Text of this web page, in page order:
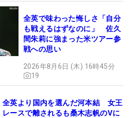
全英で味わった悔しさ「自分
も戦えるはずなのに」 佐久
間朱莉に強まった米ツアー参
戦への思い
2026年8月6日 (木) 16時45分
19
全英より国内を選んだ河本結 女王
レースで離されるも桑木志帆のVに